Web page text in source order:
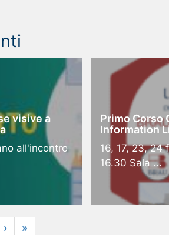
visive a
all'incontro
Primo Corso
Information
16, 17, 23, 24
16.30 Sala ...
› »